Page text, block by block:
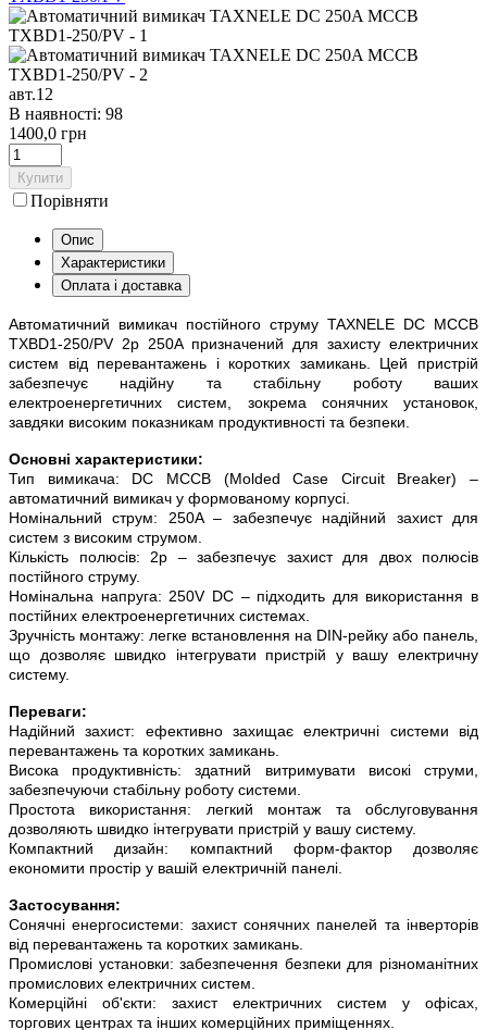
авт.12
В наявності: 98
1400,0 грн
Купити
Порівняти
Опис
Характеристики
Оплата і доставка
Автоматичний вимикач постійного струму TAXNELE DC MCCB
TXBD1-250/PV 2p 250A призначений для захисту електричних
систем від перевантажень і коротких замикань. Цей пристрій
забезпечує надійну та стабільну роботу ваших
електроенергетичних систем, зокрема сонячних установок,
завдяки високим показникам продуктивності та безпеки.
Основні характеристики:
Тип вимикача: DC MCCB (Molded Case Circuit Breaker) –
автоматичний вимикач у формованому корпусі.
Номінальний струм: 250A – забезпечує надійний захист для
систем з високим струмом.
Кількість полюсів: 2p – забезпечує захист для двох полюсів
постійного струму.
Номінальна напруга: 250V DC – підходить для використання в
постійних електроенергетичних системах.
Зручність монтажу: легке встановлення на DIN-рейку або панель,
що дозволяє швидко інтегрувати пристрій у вашу електричну
систему.
Переваги:
Надійний захист: ефективно захищає електричні системи від
перевантажень та коротких замикань.
Висока продуктивність: здатний витримувати високі струми,
забезпечуючи стабільну роботу системи.
Простота використання: легкий монтаж та обслуговування
дозволяють швидко інтегрувати пристрій у вашу систему.
Компактний дизайн: компактний форм-фактор дозволяє
економити простір у вашій електричній панелі.
Застосування:
Сонячні енергосистеми: захист сонячних панелей та інверторів
від перевантажень та коротких замикань.
Промислові установки: забезпечення безпеки для різноманітних
промислових електричних систем.
Комерційні об'єкти: захист електричних систем у офісах,
торгових центрах та інших комерційних приміщеннях.